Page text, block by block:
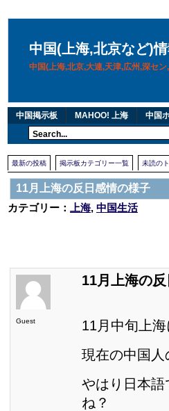
中国(上海,北京など)
中国(上海,北京,大連,天津,広州,深セ
中国掲示板 MAHOO! 上海 中国
最新の投稿 掲示板カテゴリー一覧 未読の
11月上海の反日感情の様子
カテゴリー：
上海, 中国生活
Guest
11月上海の
11月中旬上
現在の中国
やはり日本
ね？